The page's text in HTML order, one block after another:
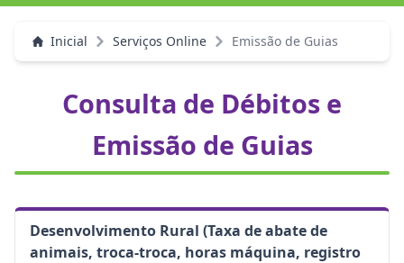
Inicial Serviços Online Emissão de Guias
Consulta de Débitos e
Emissão de Guias
Desenvolvimento Rural (Taxa de abate de
animais, troca-troca, horas máquina, registro